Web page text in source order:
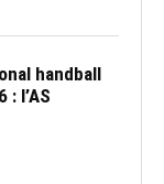
handball
: l’AS